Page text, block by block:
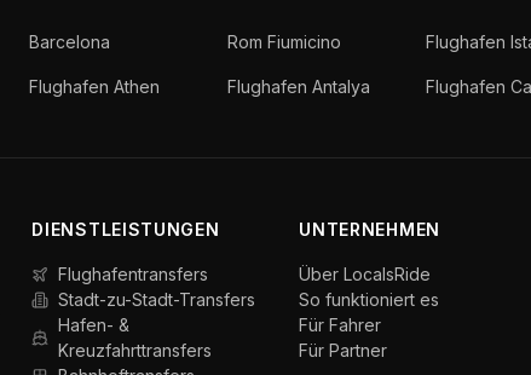
Barcelona Rom Fiumicino Flughafen
Flughafen Athen Flughafen Antalya Flughafen
DIENSTLEISTUNGEN
Flughafentransfers
Stadt-zu-Stadt-Transfers
Hafen- &
Kreuzfahrttransfers
UNTERNEHMEN
Über LocalsRide
So funktioniert es
Für Fahrer
Für Partner